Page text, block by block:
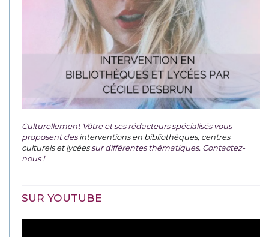
Culturellement Vôtre et ses rédacteurs spécialisés vous
proposent desinterventions en bibliothèques, centres
culturels et lycéessur différentes thématiques. Contactez-
nous !
SUR YOUTUBE